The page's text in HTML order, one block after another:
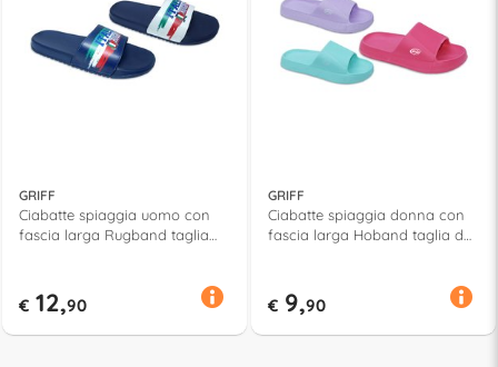
GRIFF
Ciabatte spiaggia uomo con
fascia larga Rugband taglia
€ 12,90
GRIFF
Ciabatte spiaggia donna con
fascia larga Hoband taglia da
€ 9,90